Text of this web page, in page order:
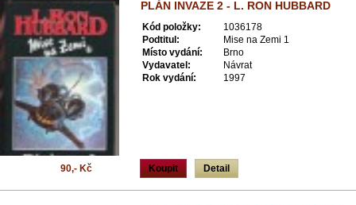
PLÁN INVAZE 2 - L. RON HUBBARD
Kód položky:
1036178
Podtitul:
Mise na Zemi 1
Místo vydání:
Brno
Vydavatel:
Návrat
Rok vydání:
1997
Koupit Detail
90,- Kč